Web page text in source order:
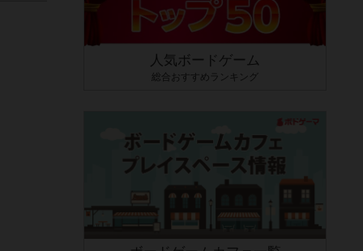
人気ボードゲーム
総合おすすめランキング